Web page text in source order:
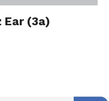
Ear (3a)